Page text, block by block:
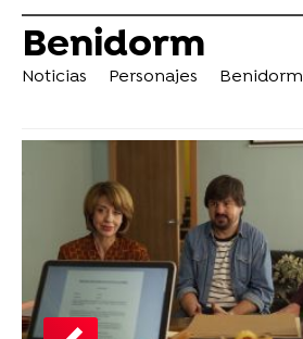
Benidorm
Noticias Personajes Benidorm